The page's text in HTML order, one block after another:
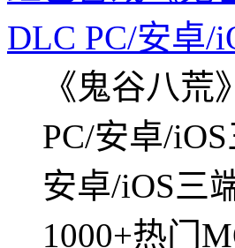
DLC PC/安卓/
《鬼谷八
PC/安卓/
安卓/iOS三
1000+热门